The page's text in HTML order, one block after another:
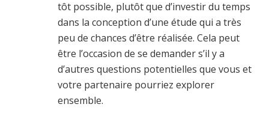
tôt possible, plutôt que d’investir du temps
dans la conception d’une étude qui a très
peu de chances d’être réalisée. Cela peut
être l’occasion de se demander s’il y a
d’autres questions potentielles que vous et
votre partenaire pourriez explorer
ensemble.